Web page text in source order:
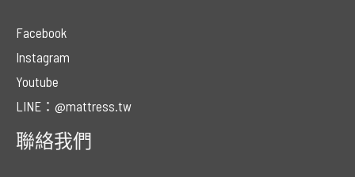
Facebook
Instagram
Youtube
LINE：@mattress.tw
聯絡我們